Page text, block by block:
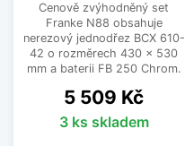
Cenově zvýhodněný set
Franke N88 obsahuje
nerezový jednodřez BCX 610-
42 o rozměrech 430 x 530
mm a baterii FB 250 Chrom.
Cena
5 509 Kč
3 ks skladem